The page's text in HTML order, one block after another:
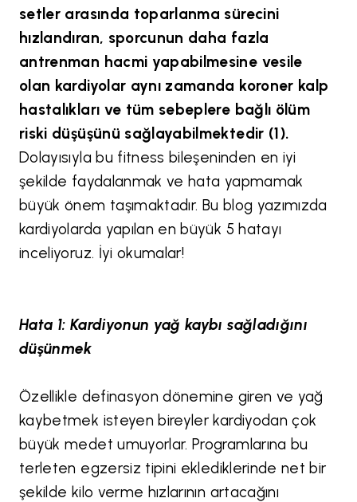
setler arasında toparlanma sürecini
hızlandıran, sporcunun daha fazla
antrenman hacmi yapabilmesine vesile
olan kardiyolar aynı zamanda koroner kalp
hastalıkları ve tüm sebeplere bağlı ölüm
riski düşüşünü sağlayabilmektedir (1).
Dolayısıyla bu fitness bileşeninden en iyi
şekilde faydalanmak ve hata yapmamak
büyük önem taşımaktadır. Bu blog yazımızda
kardiyolarda yapılan en büyük 5 hatayı
inceliyoruz. İyi okumalar!
Hata 1: Kardiyonun yağ kaybı sağladığını
düşünmek
Özellikle definasyon dönemine giren ve yağ
kaybetmek isteyen bireyler kardiyodan çok
büyük medet umuyorlar. Programlarına bu
terleten egzersiz tipini eklediklerinde net bir
şekilde kilo verme hızlarının artacağını